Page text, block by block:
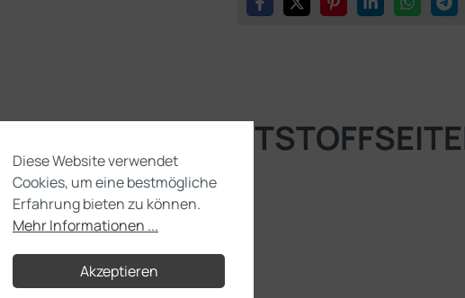
noch selbst
unter 36
Diese Website verwendet
Cookies, um eine bestmögliche
Erfahrung bieten zu können.
Mehr Informationen ...
Akzeptieren